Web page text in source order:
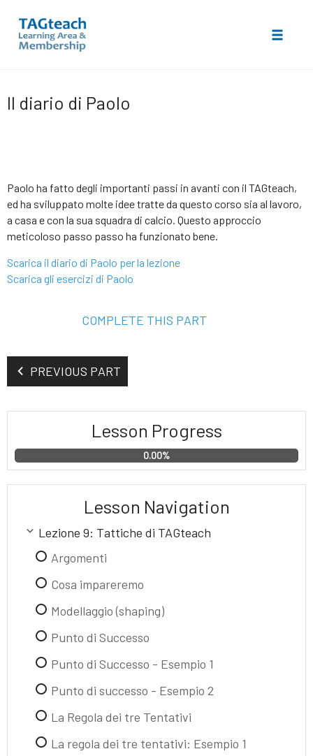
toIl diario di Paolo
Paolo ha fatto degli importanti passi in avanti con il TAGteach,
ed ha sviluppato molte idee tratte da questo corso sia al lavoro,
a casa e con la sua squadra di calcio. Questo approccio
meticoloso passo passo ha funzionato bene.
Scarica il diario di Paolo per la lezione
Scarica gli esercizi di Paolo
COMPLETE THIS PART
PREVIOUS PART
Lesson Progress
0.00%
Lesson Navigation
Lezione 9: Tattiche di TAGteach
Argomenti
Cosa impareremo
Modellaggio (shaping)
Punto di Successo
Punto di Successo - Esempio 1
Punto di successo - Esempio 2
La Regola dei tre Tentativi
La regola dei tre tentativi: Esempio 1